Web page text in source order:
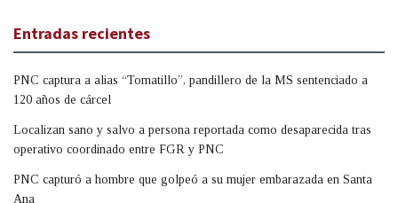
Entradas recientes
PNC captura a alias “Tomatillo”, pandillero de la MS sentenciado a
120 años de cárcel
Localizan sano y salvo a persona reportada como desaparecida tras
operativo coordinado entre FGR y PNC
PNC capturó a hombre que golpeó a su mujer embarazada en Santa
Ana